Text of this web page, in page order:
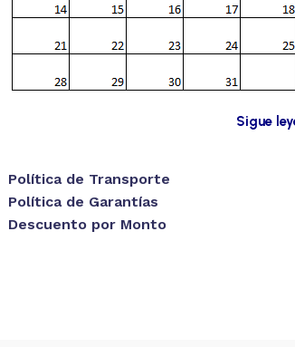
Sigue
Política de Transporte
Política de Garantías
Descuento por Monto